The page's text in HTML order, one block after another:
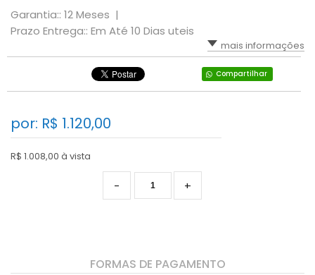
Garantia:: 12 Meses |
Prazo Entrega:: Em Até 10 Dias uteis
mais informações
Compartilhar
por: R$ 1.120,00
R$ 1.008,00 à vista
+
-
FORMAS DE PAGAMENTO